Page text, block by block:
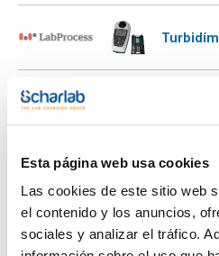
Esta página web usa cookies
Las cookies de este sitio web
el contenido y los anuncios,
sociales y analizar el tráfico.